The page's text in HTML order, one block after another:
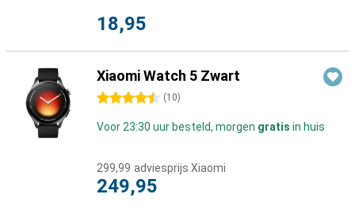
18,95
Xiaomi Watch 5 Zwart
4.5 sterren (10)
Voor 23:30 uur besteld, morgen gratis in huis
299,99 adviesprijs Xiaomi
249,95